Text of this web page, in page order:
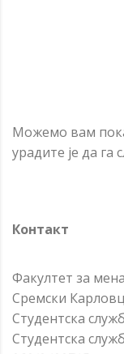
Можемо вам
урадите је да га
Контакт
Факултет за
Сремски
Студентска
Студентска